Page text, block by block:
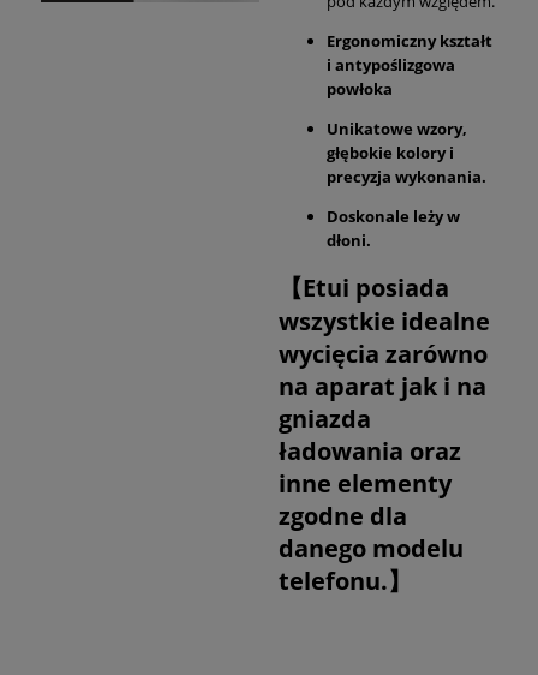
Ergonomiczny kształt
i antypoślizgowa
powłoka
Unikatowe wzory,
głębokie kolory i
precyzja wykonania.
Doskonale leży w
dłoni.
【Etui posiada
wszystkie idealne
wycięcia zarówno
na aparat jak i na
gniazda
ładowania oraz
inne elementy
zgodne dla
danego modelu
telefonu.】